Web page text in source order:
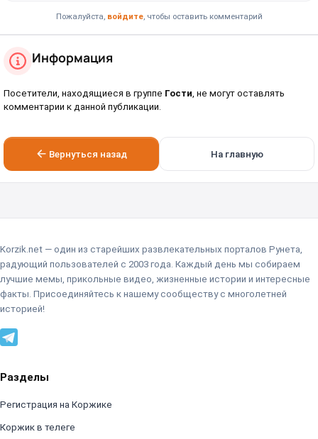
Пожалуйста, войдите, чтобы оставить комментарий
Информация
Посетители, находящиеся в группе Гости, не могут оставлять
комментарии к данной публикации.
Вернуться назад На главную
Korzik.net — один из старейших развлекательных порталов Рунета,
радующий пользователей с 2003 года. Каждый день мы собираем
лучшие мемы, прикольные видео, жизненные истории и интересные
факты. Присоединяйтесь к нашему сообществу с многолетней
историей!
Разделы
Регистрация на Коржике
Коржик в телеге